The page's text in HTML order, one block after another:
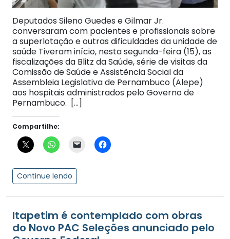
Deputados Sileno Guedes e Gilmar Jr.
conversaram com pacientes e profissionais sobre
a superlotação e outras dificuldades da unidade de
saúde Tiveram início, nesta segunda-feira (15), as
fiscalizações da Blitz da Saúde, série de visitas da
Comissão de Saúde e Assistência Social da
Assembleia Legislativa de Pernambuco (Alepe)
aos hospitais administrados pelo Governo de
Pernambuco. […]
Compartilhe:
Continue lendo
Itapetim é contemplado com obras
do Novo PAC Seleções anunciado pelo